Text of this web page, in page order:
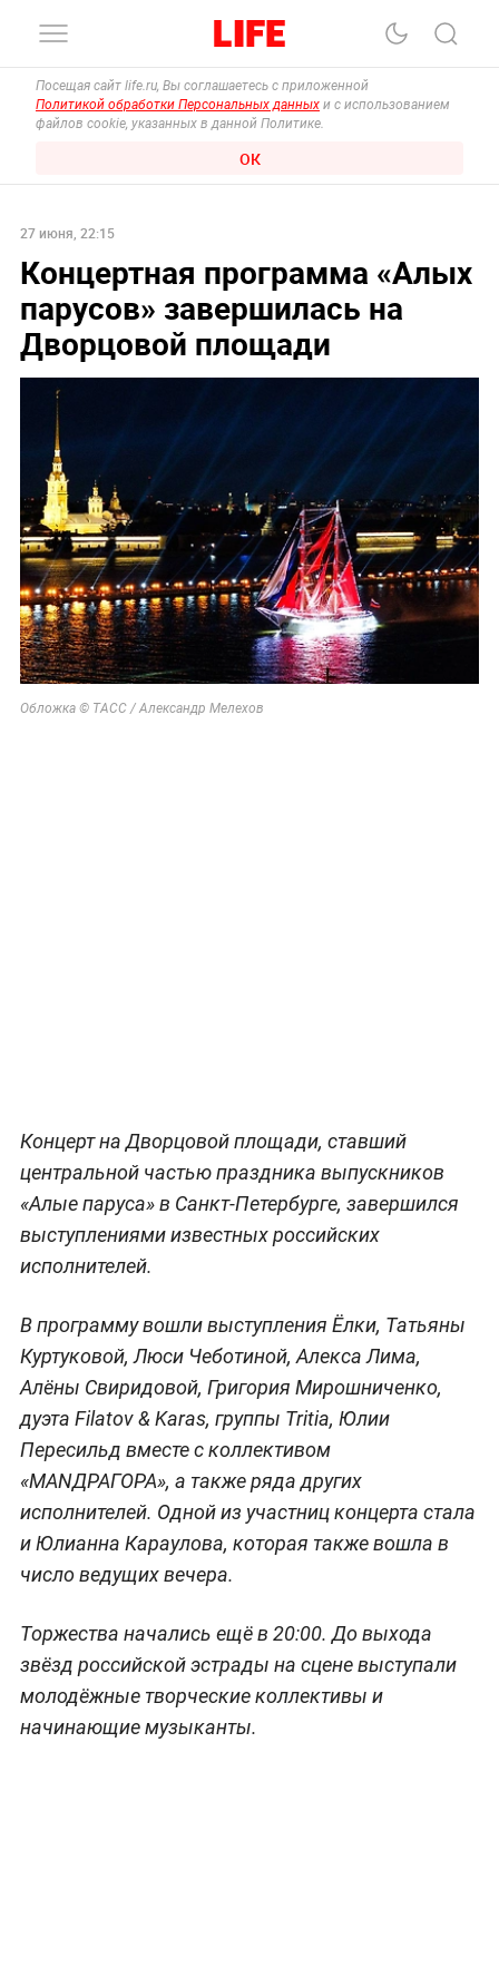
Посещая сайт life.ru, Вы соглашаетесь с приложенной
Политикой обработки Персональных данных и с использованием
файлов cookie, указанных в данной Политике.
ОК
27 июня, 22:15
Концертная программа «Алых
парусов» завершилась на
Дворцовой площади
Обложка © ТАСС / Александр Мелехов
Концерт на Дворцовой площади, ставший
центральной частью праздника выпускников
«Алые паруса» в Санкт-Петербурге, завершился
выступлениями известных российских
исполнителей.
В программу вошли выступления Ёлки, Татьяны
Куртуковой, Люси Чеботиной, Алекса Лима,
Алёны Свиридовой, Григория Мирошниченко,
дуэта Filatov & Karas, группы Tritia, Юлии
Пересильд вместе с коллективом
«МАNДРАГОРА», а также ряда других
исполнителей. Одной из участниц концерта стала
и Юлианна Караулова, которая также вошла в
число ведущих вечера.
Торжества начались ещё в 20:00. До выхода
звёзд российской эстрады на сцене выступали
молодёжные творческие коллективы и
начинающие музыканты.